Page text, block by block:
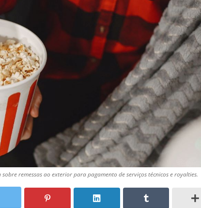
remessas ao exterior para pagamento de serviços técnicos e royalties.